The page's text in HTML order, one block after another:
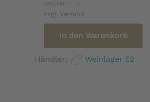
(450,03€ / 1 L)
zzgl. Versand
In den Warenkorb
Händler: Weinlager 52